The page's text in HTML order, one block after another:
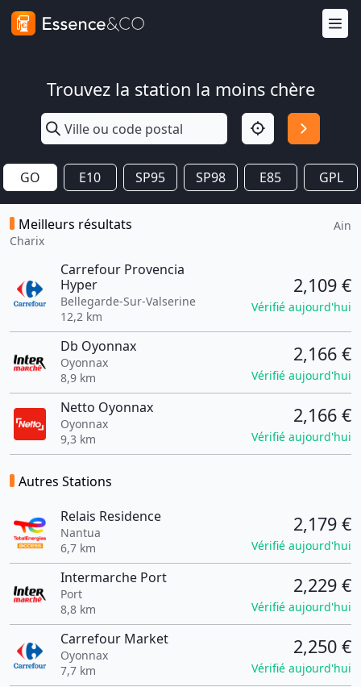
Trouvez la station la moins chère
GO E10 SP95 SP98 E85 GPL
Meilleurs résultats
Charix
Ain
Carrefour Provencia
Hyper
Bellegarde-Sur-Valserine
12,2 km
2,109 €
Vérifié aujourd'hui
Db Oyonnax
Oyonnax
8,9 km
2,166 €
Vérifié aujourd'hui
Netto Oyonnax
Oyonnax
9,3 km
2,166 €
Vérifié aujourd'hui
Autres Stations
Relais Residence
Nantua
6,7 km
2,179 €
Vérifié aujourd'hui
Intermarche Port
Port
8,8 km
2,229 €
Vérifié aujourd'hui
Carrefour Market
Oyonnax
7,7 km
2,250 €
Vérifié aujourd'hui